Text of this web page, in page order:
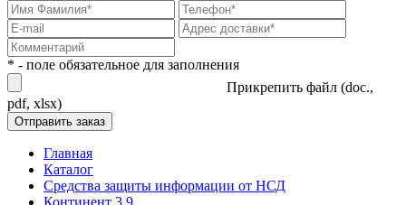
* - поле обязательное для заполнения
Прикрепить файл (doc.,
pdf, xlsx)
Главная
Каталог
Средства защиты информации от НСД
Континент 3.9